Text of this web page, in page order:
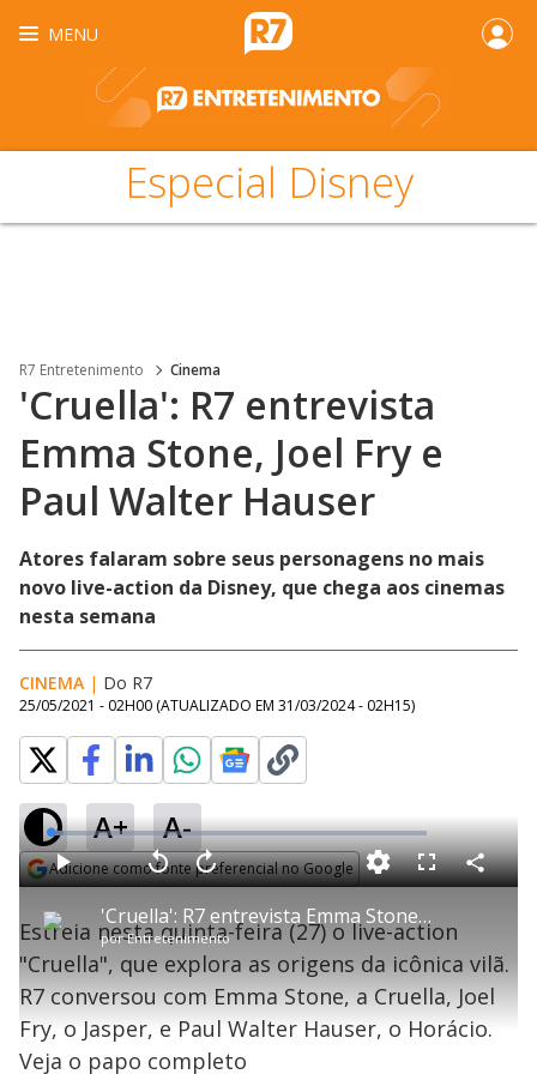
MENU
Especial Disney
R7 Entretenimento Cinema
'Cruella': R7 entrevista
Emma Stone, Joel Fry e
Paul Walter Hauser
Atores falaram sobre seus personagens no mais
novo live-action da Disney, que chega aos cinemas
nesta semana
CINEMA | Do R7
25/05/2021 - 02H00 (ATUALIZADO EM 31/03/2024 - 02H15)
A+ A-
Adicione como fonte preferencial no Google
P
l
'Cruella': R7 entrevista Emma Stone, Joel Fry e Paul Walter Hauser
porEntretenimento
P V
t
a
r
n
d
s
A
a
n
ç
a
r
1
s
e
u
n
o
L
o
a
d
e
3
.
2
%
F
l
s
c
e
n
C
o
i
l
a
Estreia nesta quinta-feira (27) o live-action
"Cruella", que explora as origens da icônica vilã.
R7 conversou com Emma Stone, a Cruella, Joel
Fry, o Jasper, e Paul Walter Hauser, o Horácio.
Veja o papo completo